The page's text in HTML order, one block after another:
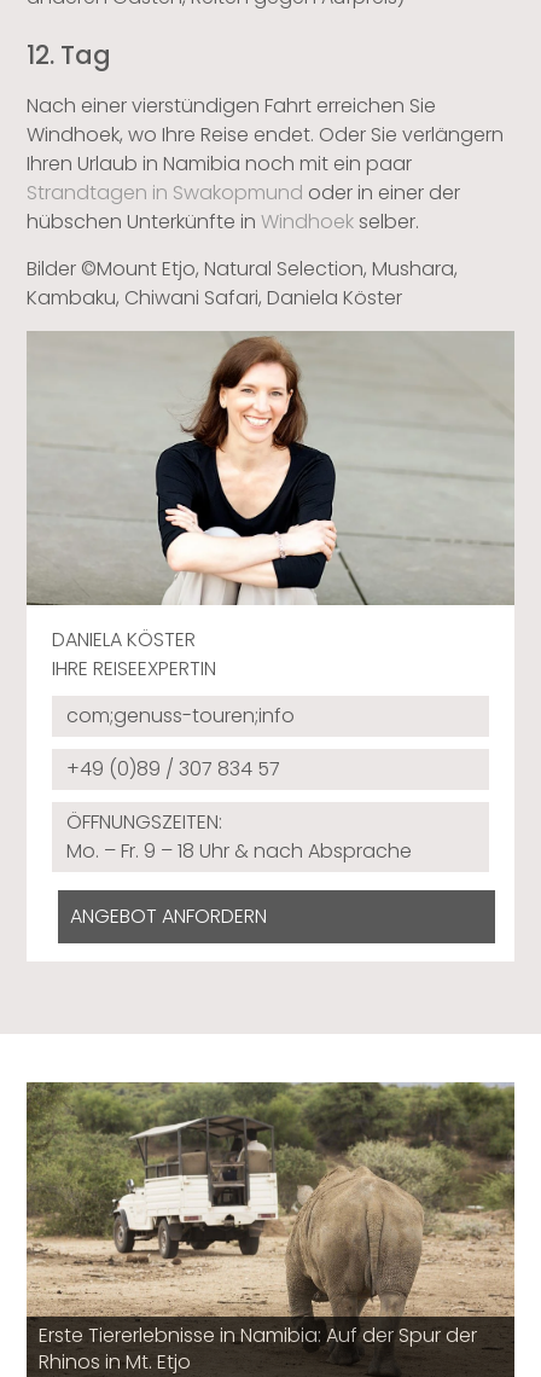
12. Tag
Nach einer vierstündigen Fahrt erreichen Sie
Windhoek, wo Ihre Reise endet. Oder Sie verlängern
Ihren Urlaub in Namibia noch mit ein paar
Strandtagen in Swakopmund oder in einer der
hübschen Unterkünfte inWindhoekselber.
Bilder ©Mount Etjo, Natural Selection, Mushara,
Kambaku, Chiwani Safari, Daniela Köster
DANIELA KÖSTER
IHRE REISEEXPERTIN
com;genuss-touren;info
+49 (0)89 / 307 834 57
ÖFFNUNGSZEITEN:
Mo. – Fr. 9 – 18 Uhr & nach Absprache
ANGEBOT ANFORDERN
Erste Tiererlebnisse in Namibia: Auf der Spur der
Rhinos in Mt. Etjo